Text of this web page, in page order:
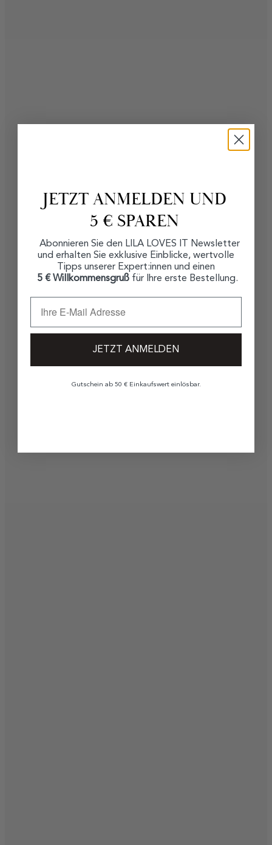
JETZT ANMELDEN UND
5 € SPAREN
Abonnieren Sie den LILA LOVES IT Newsletter
und erhalten Sie exklusive Einblicke, wertvolle
Tipps unserer Expert:innen und einen
5 € Willkommensgrußfür Ihre erste Bestellung.
JETZT ANMELDEN
Gutschein ab 50 € Einkaufswert einlösbar.